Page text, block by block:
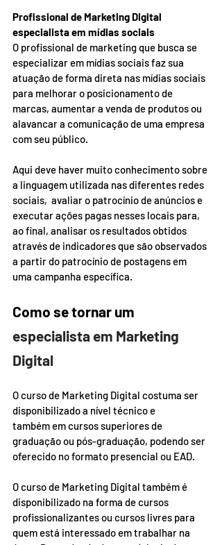
Profissional de Marketing Digital
especialista em mídias sociais
O profissional de marketing que busca se
especializar em mídias sociais faz sua
atuação de forma direta nas mídias sociais
para melhorar o posicionamento de
marcas, aumentar a venda de produtos ou
alavancar a comunicação de uma empresa
com seu público.
Aqui deve haver muito conhecimento sobre
a linguagem utilizada nas diferentes redes
sociais,  avaliar o patrocínio de anúncios e
executar ações pagas nesses locais para,
ao final, analisar os resultados obtidos
através de indicadores que são observados
a partir do patrocínio de postagens em
uma campanha específica.
Como se tornar um
especialista em Marketing
Digital
O curso de Marketing Digital costuma ser
disponibilizado a nível técnico e
também em cursos superiores de
graduação ou pós-graduação, podendo ser
oferecido no formato presencial ou EAD.
O curso de Marketing Digital também é
disponibilizado na forma de cursos
profissionalizantes ou cursos livres para
quem está interessado em trabalhar na